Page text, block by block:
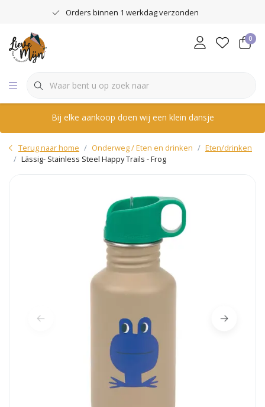
Orders binnen 1 werkdag verzonden
0
Bij elke aankoop doen wij een klein dansje
Terug naar home Onderweg / Eten en drinken
Eten/drinken
Lässig- Stainless Steel Happy Trails - Frog